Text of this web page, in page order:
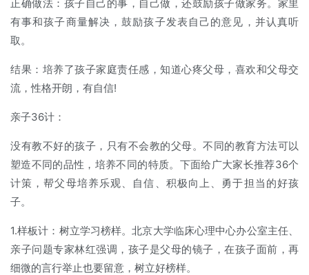
正确做法：孩子自己的事，自己做，还鼓励孩子做家务。家里
有事和孩子商量解决，鼓励孩子发表自己的意见，并认真听
取。
结果：培养了孩子家庭责任感，知道心疼父母，喜欢和父母交
流，性格开朗，有自信!
亲子36计：
没有教不好的孩子，只有不会教的父母。不同的教育方法可以
塑造不同的品性，培养不同的特质。下面给广大家长推荐36个
计策，帮父母培养乐观、自信、积极向上、勇于担当的好孩
子。
1.样板计：树立学习榜样。北京大学临床心理中心办公室主任、
亲子问题专家林红强调，孩子是父母的镜子，在孩子面前，再
细微的言行举止也要留意，树立好榜样。